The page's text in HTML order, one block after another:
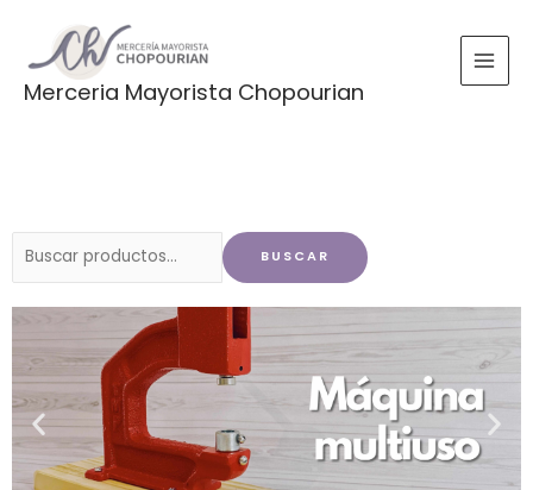
contenido
Merceria Mayorista Chopourian
Buscar
BUSCAR